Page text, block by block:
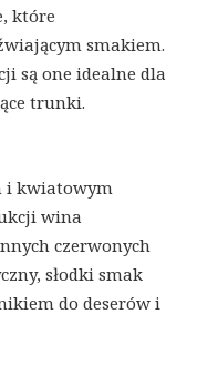
które
smakiem.
są one idealne dla
trunki.
i kwiatowym
wina
czerwonych
słodki smak
do deserów i